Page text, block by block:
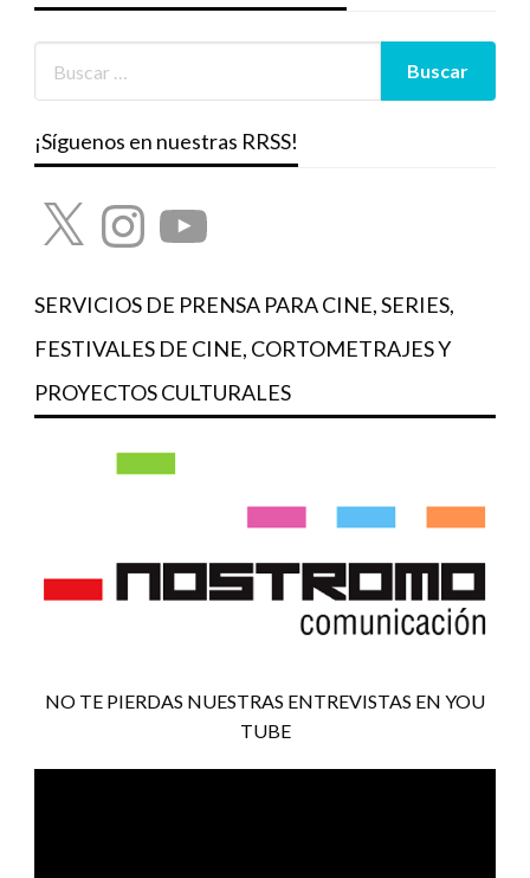
¡Síguenos en nuestras RRSS!
X InstagramYouTube
SERVICIOS DE PRENSA PARA CINE, SERIES,
FESTIVALES DE CINE, CORTOMETRAJES Y
PROYECTOS CULTURALES
NO TE PIERDAS NUESTRAS ENTREVISTAS EN YOU
TUBE